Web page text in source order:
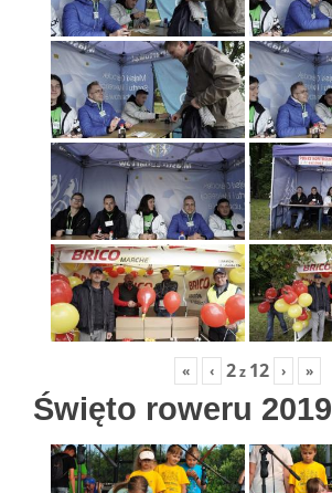
« ‹ 2z 12 › »
Święto roweru 2019